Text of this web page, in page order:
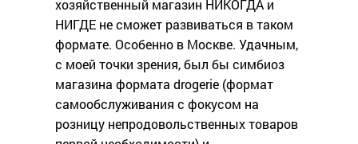
хозяйственный магазин НИКОГДА и
НИГДЕ не сможет развиваться в таком
формате. Особенно в Москве. Удачным,
с моей точки зрения, был бы симбиоз
магазина формата drogerie (формат
самообслуживания с фокусом на
розницу непродовольственных товаров